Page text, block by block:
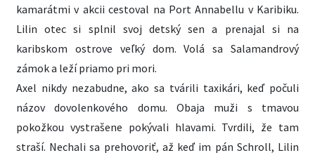
kamarátmi v akcii cestoval na Port Annabellu v Karibiku.
Lilin otec si splnil svoj detský sen a prenajal si na
karibskom ostrove veľký dom. Volá sa Salamandrový
zámok a leží priamo pri mori.
Axel nikdy nezabudne, ako sa tvárili taxikári, keď počuli
názov dovolenkového domu. Obaja muži s tmavou
pokožkou vystrašene pokývali hlavami. Tvrdili, že tam
straší. Nechali sa prehovoriť, až keď im pán Schroll, Lilin